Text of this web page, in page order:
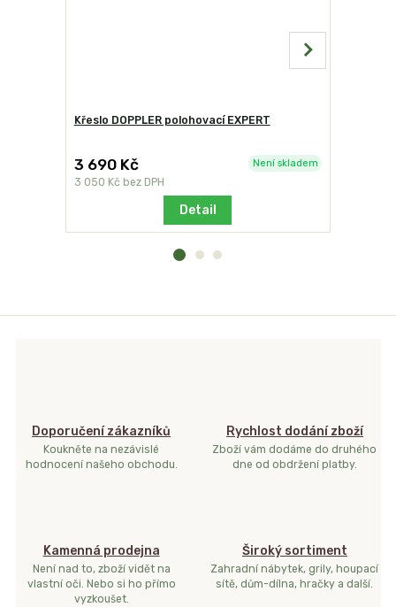
Křeslo DOPPLER polohovací EXPERT
3 690 Kč
3 050 Kč bez DPH
Není skladem
Detail
Doporučení zákazníků
Koukněte na nezávislé
hodnocení našeho obchodu.
Rychlost dodání zboží
Zboží vám dodáme do druhého
dne od obdržení platby.
Kamenná prodejna
Není nad to, zboží vidět na
vlastní oči. Nebo si ho přímo
vyzkoušet.
Široký sortiment
Zahradní nábytek, grily, houpací
sítě, dům-dílna, hračky a další.